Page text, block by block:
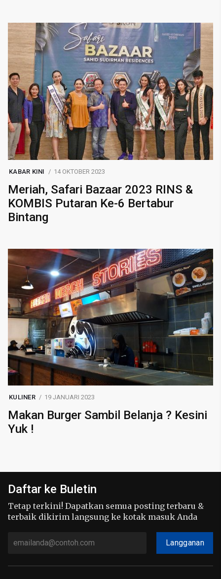
KABAR KINI 14 OKTOBER 2023
Meriah, Safari Bazaar 2023 RINS &
KOMBIS Putaran Ke-6 Bertabur
Bintang
KULINER 19 JANUARI 2023
Makan Burger Sambil Belanja ? Kesini
Yuk !
Daftar ke Buletin
Tetap terkini! Dapatkan semua posting terbaru &
terbaik dikirim langsung ke kotak masuk Anda
Langganan